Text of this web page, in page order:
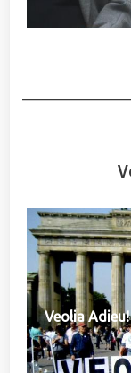
Veolia